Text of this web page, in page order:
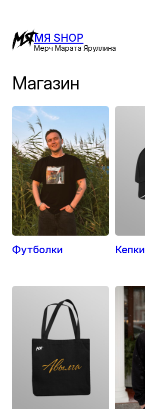
содержимому
МЯ SHOP
Мерч Марата Яруллина
Магазин
Футболки Кепки